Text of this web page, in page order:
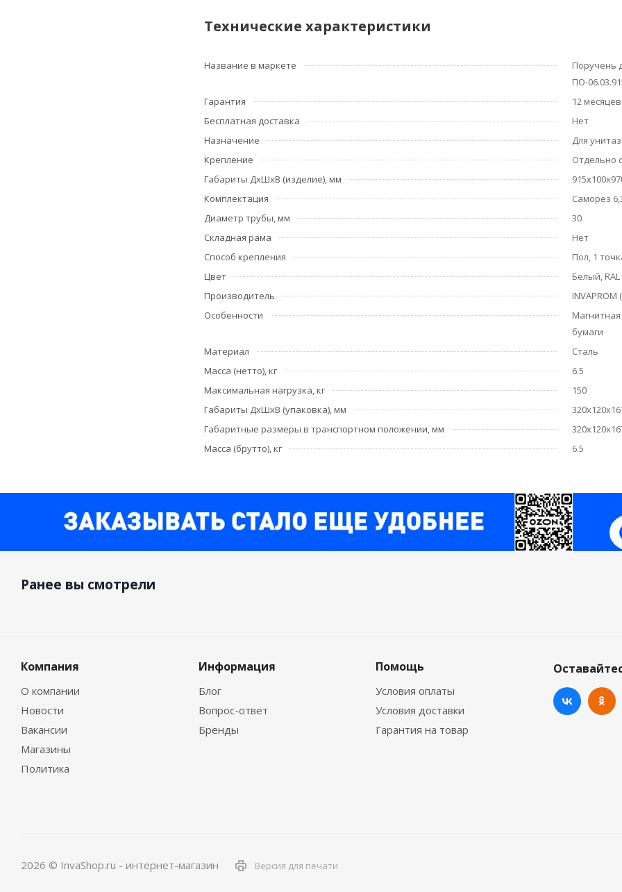
Технические характеристики
Название в маркете
Поручень
ПО-
Гарантия
12 месяцев
Бесплатная доставка
Нет
Назначение
Для
Крепление
Отдельно
Габариты ДхШхВ (изделие), мм
Комплектация
Саморез
Диаметр трубы, мм
30
Складная рама
Нет
Способ крепления
Пол, 1
Цвет
Белый, RAL
Производитель
INVAPROM
Особенности
бумаги
Материал
Сталь
Масса (нетто), кг
6.5
Максимальная нагрузка, кг
150
Габариты ДхШхВ (упаковка), мм
Габаритные размеры в транспортном положении, мм
Масса (брутто), кг
6.5
Ранее вы смотрели
Компания
О компании
Новости
Вакансии
Магазины
Политика
Информация
Блог
Вопрос-ответ
Бренды
Помощь
Условия оплаты
Условия доставки
Гарантия на товар
2026 © InvaShop.ru - интернет-магазин Версия для печати